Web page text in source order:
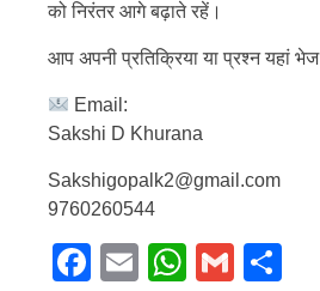
को निरंतर आगे बढ़ाते रहें।
आप अपनी प्रतिक्रिया या प्रश्न यहां
Email:
Sakshi D Khurana
Sakshigopalk2@gmail.com
9760260544
Facebook
Email Gmail